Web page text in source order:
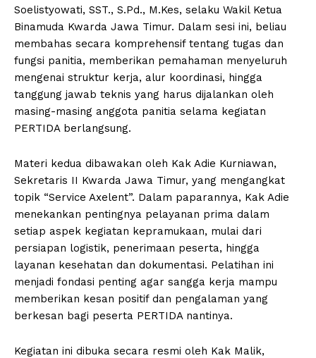
Soelistyowati, SST., S.Pd., M.Kes, selaku Wakil Ketua
Binamuda Kwarda Jawa Timur. Dalam sesi ini, beliau
membahas secara komprehensif tentang tugas dan
fungsi panitia, memberikan pemahaman menyeluruh
mengenai struktur kerja, alur koordinasi, hingga
tanggung jawab teknis yang harus dijalankan oleh
masing-masing anggota panitia selama kegiatan
PERTIDA berlangsung.
Materi kedua dibawakan oleh Kak Adie Kurniawan,
Sekretaris II Kwarda Jawa Timur, yang mengangkat
topik “Service Axelent”. Dalam paparannya, Kak Adie
menekankan pentingnya pelayanan prima dalam
setiap aspek kegiatan kepramukaan, mulai dari
persiapan logistik, penerimaan peserta, hingga
layanan kesehatan dan dokumentasi. Pelatihan ini
menjadi fondasi penting agar sangga kerja mampu
memberikan kesan positif dan pengalaman yang
berkesan bagi peserta PERTIDA nantinya.
Kegiatan ini dibuka secara resmi oleh Kak Malik,